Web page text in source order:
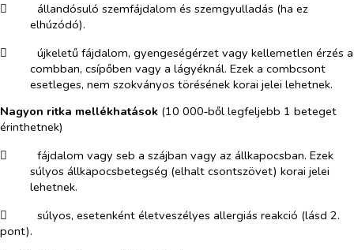
​
állandósuló szemfájdalom és szemgyulladás (ha ez
elhúzódó).
​
újkeletű fájdalom, gyengeségérzet vagy kellemetlen érzés a
combban, csípőben vagy a lágyéknál. Ezek a combcsont
esetleges, nem szokványos törésének korai jelei lehetnek.
Nagyon ritka mellékhatások (10 000‑ből legfeljebb 1 beteget
érinthetnek)
​
fájdalom vagy seb a szájban vagy az állkapocsban. Ezek
súlyos állkapocsbetegség (elhalt csontszövet) korai jelei
lehetnek.
​
súlyos, esetenként életveszélyes allergiás reakció (lásd 2.
pont).